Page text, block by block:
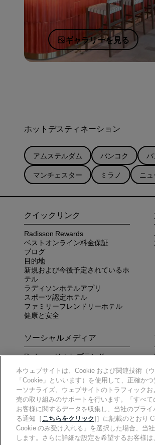
ギャラリーを見る
ホットデスティネーション
アムステルダム バンコク
マンチェスター
ミラノ ニ
クイックリンク
Radisson Rewards
ベストオンライン料金保証
ブログ
目的地
新規および今後予定されているホ
テル
ラディソンホテルアプリ
スポーツ認定ホテル
ファミリーフレンドリーホテル
健康と安全
ソーシャルメディア
Radisson Hotels ブランド
©2026Radisson Hotel Group.All rights
Radisson、Radisson Rewards、および
本ウェブサイトは、Cookie および関連技術（
「Cookie」といいます）を使用して、正確か
ーソナライズ、ウェブサイトのトラフィック
売の取り組みのサポートを行います。「すべ
お客様に関するデータを収集し、当社のプライ
る通知［こちらをクリック]］に記載のとおり
Cookie のみ受け入れる」を選択した場合、当
します。さらに詳細な設定を希望するお客様